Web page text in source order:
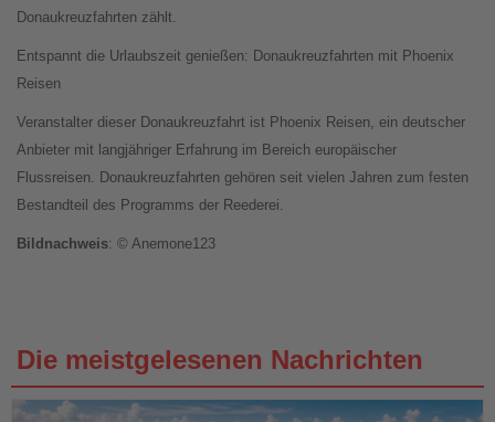
Donaukreuzfahrten zählt.
Entspannt die Urlaubszeit genießen: Donaukreuzfahrten mit Phoenix
Reisen
Veranstalter dieser Donaukreuzfahrt ist Phoenix Reisen, ein deutscher
Anbieter mit langjähriger Erfahrung im Bereich europäischer
Flussreisen. Donaukreuzfahrten gehören seit vielen Jahren zum festen
Bestandteil des Programms der Reederei.
Bildnachweis: © Anemone123
Die meistgelesenen Nachrichten